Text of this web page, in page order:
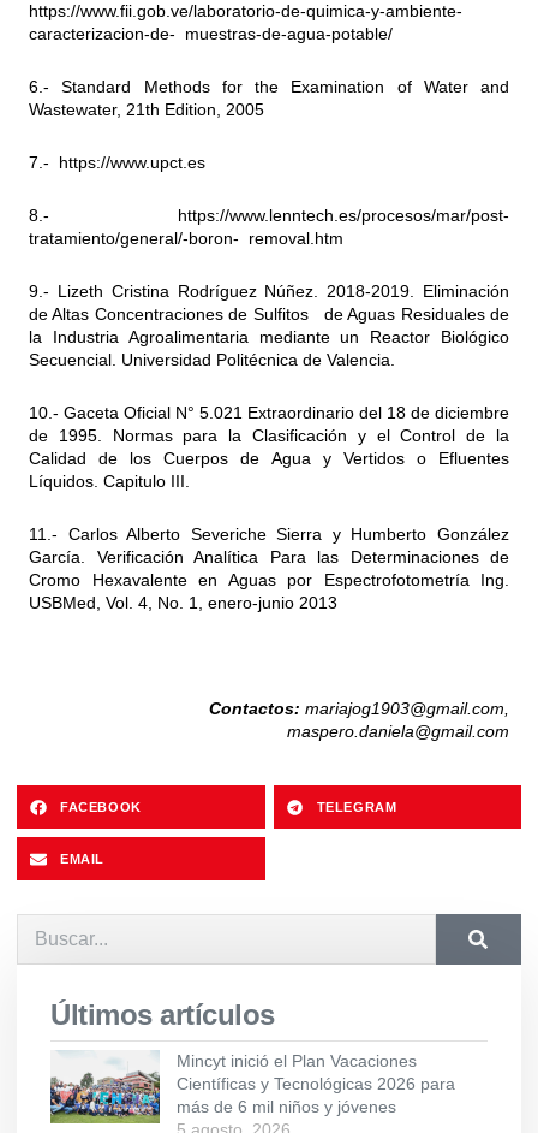
https://www.fii.gob.ve/laboratorio-de-quimica-y-ambiente-
caracterizacion-de- muestras-de-agua-potable/
6.- Standard Methods for the Examination of Water and
Wastewater, 21th Edition, 2005
7.- https://www.upct.es
8.- https://www.lenntech.es/procesos/mar/post-
tratamiento/general/-boron- removal.htm
9.- Lizeth Cristina Rodríguez Núñez. 2018-2019. Eliminación
de Altas Concentraciones de Sulfitos de Aguas Residuales de
la Industria Agroalimentaria mediante un Reactor Biológico
Secuencial. Universidad Politécnica de Valencia.
10.- Gaceta Oficial N° 5.021 Extraordinario del 18 de diciembre
de 1995. Normas para la Clasificación y el Control de la
Calidad de los Cuerpos de Agua y Vertidos o Efluentes
Líquidos. Capitulo III.
11.- Carlos Alberto Severiche Sierra y Humberto González
García. Verificación Analítica Para las Determinaciones de
Cromo Hexavalente en Aguas por Espectrofotometría Ing.
USBMed, Vol. 4, No. 1, enero-junio 2013
Contactos: mariajog1903@gmail.com,
maspero.daniela@gmail.com
FACEBOOK TELEGRAM
EMAIL
Últimos artículos
Mincyt inició el Plan Vacaciones
Científicas y Tecnológicas 2026 para
más de 6 mil niños y jóvenes